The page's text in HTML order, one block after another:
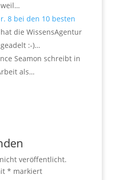
weil…
8 bei den 10 besten
die WissensAgentur
:-)…
Seamon schreibt in
als…
veröffentlicht.
* markiert